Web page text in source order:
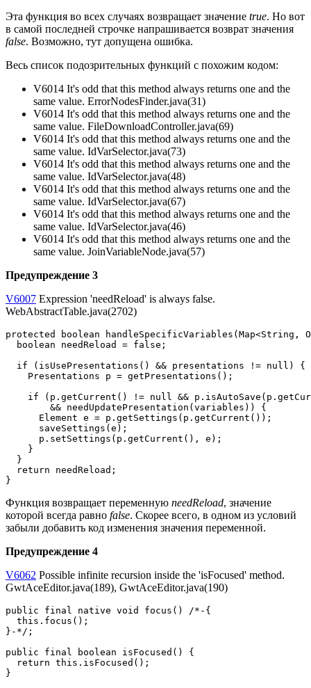
Эта функция во всех случаях возвращает значение true. Но вот
в самой последней строчке напрашивается возврат значения
false. Возможно, тут допущена ошибка.
Весь список подозрительных функций с похожим кодом:
V6014 It's odd that this method always returns one and the
same value. ErrorNodesFinder.java(31)
V6014 It's odd that this method always returns one and the
same value. FileDownloadController.java(69)
V6014 It's odd that this method always returns one and the
same value. IdVarSelector.java(73)
V6014 It's odd that this method always returns one and the
same value. IdVarSelector.java(48)
V6014 It's odd that this method always returns one and the
same value. IdVarSelector.java(67)
V6014 It's odd that this method always returns one and the
same value. IdVarSelector.java(46)
V6014 It's odd that this method always returns one and the
same value. JoinVariableNode.java(57)
Предупреждение 3
V6007 Expression 'needReload' is always false.
WebAbstractTable.java(2702)
protected boolean
  boolean needReload = false;
  if (isUsePresentations() && presentations != null) {
    Presentations p = getPresentations();
if (p.getCurrent() != null &&
        && needUpdatePresentation(variables)) {
      Element e = p.getSettings(p.getCurrent());
      saveSettings(e);
      p.setSettings(p.getCurrent(), e);
    }
  }
  return needReload;
}
Функция возвращает переменную needReload, значение
которой всегда равно false. Скорее всего, в одном из условий
забыли добавить код изменения значения переменной.
Предупреждение 4
V6062 Possible infinite recursion inside the 'isFocused' method.
GwtAceEditor.java(189), GwtAceEditor.java(190)
public final native void focus() /*-{
  this.focus();
}-*/;
public final boolean isFocused() {
  return this.isFocused();
}